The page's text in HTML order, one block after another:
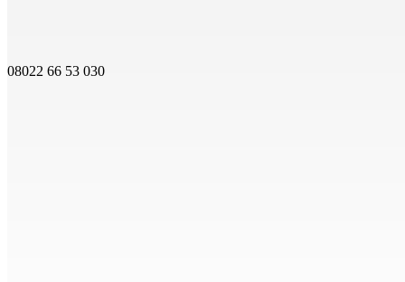
08022 66 53 030